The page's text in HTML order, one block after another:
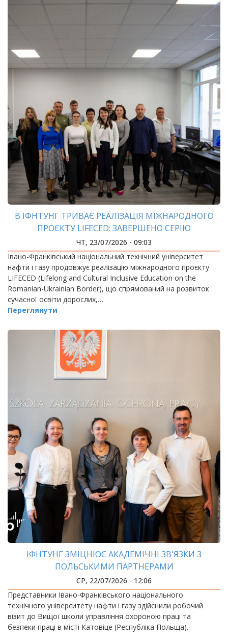
В ІФНТУНГ ТРИВАЄ РЕАЛІЗАЦІЯ МІЖНАРОДНОГО
ПРОЄКТУ LIFECED: ЗАВЕРШЕНО СЕРІЮ
МІЖНАРОДНИХ ТРЕНІНГІВ ДЛЯ УКРАЇНСЬКИХ І
РУМУНСЬКИХ УЧАСНИКІВ
ЧТ, 23/07/2026 - 09:03
Івано-Франківський національний технічний університет
нафти і газу продовжує реалізацію міжнародного проєкту
LIFECED (Lifelong and Cultural Inclusive Education on the
Romanian-Ukrainian Border), що спрямований на розвиток
сучасної освіти дорослих,…
Переглянути
ІФНТУНГ ЗМІЦНЮЄ АКАДЕМІЧНІ ЗВ'ЯЗКИ З
ПОЛЬСЬКИМИ ПАРТНЕРАМИ
СР, 22/07/2026 - 12:06
Представники Івано-Франківського національного
технічного університету нафти і газу здійснили робочий
візит до Вищої школи управління охороною праці та
безпеки праці в місті Катовіце (Республіка Польща).